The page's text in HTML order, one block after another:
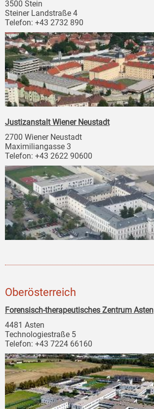
3500 Stein
Steiner Landstraße 4
Telefon: +43 2732 890
Justizanstalt Wiener Neustadt
2700 Wiener Neustadt
Maximiliangasse 3
Telefon: +43 2622 90600
Oberösterreich
Forensisch-therapeutisches Zentrum Asten
4481 Asten
Technologiestraße 5
Telefon: +43 7224 66160